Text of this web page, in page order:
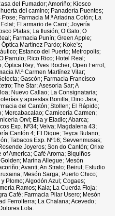
del Fumador; Amoriño; Kiosco
del camino; Panadería Puentes;
Farmacia M.ª Ariadna Cotón; La
El armario de Carol; Joyería
Platas; La Ilusión; O Galo; O
Farmacia Punín; Green Apple;
Martínez Pardo; Koke’s;
Estanco del Puerto; Metropolis;
Parrulo; Rico Rico; Hotel Real;
Óptica Rey; Yves Rocher; Open Ferrol;
M.ª Carmen Martínez Vilar;
Gascón; Farmacia Francisco
The Star; Asesoría Sar; A
Nuevo Callao; La Consignataria;
y apuestas Bonilla; Dino Jara;
del Cantón; Stollen; El Rápido;
Mercabacalao; Carnicería Carmen;
Orvi; Elia y Eladio; Abarca;
Exp. Nº34; Veiva; Magdalena 43;
Cantón 4; El Dique; Teyca Butano;
Tabacos Exp. Nº16; Sevvenmusas;
Joyeros; Son do Cantón; Orixe
America; Café Aroma; Biquiños
Marina Allegue; Mesón
Avanti; An Strato; Beirut; Estudio
Mesón Sarga; Puerto Chico;
Plomo; Algodón Azul; Cogaes;
Ramos; Kala; La Cuerda Floja;
Café; Farmacia Pilar Usero; Mesón
Ferrolterra; La Chalana; Acevedo;
Lola.